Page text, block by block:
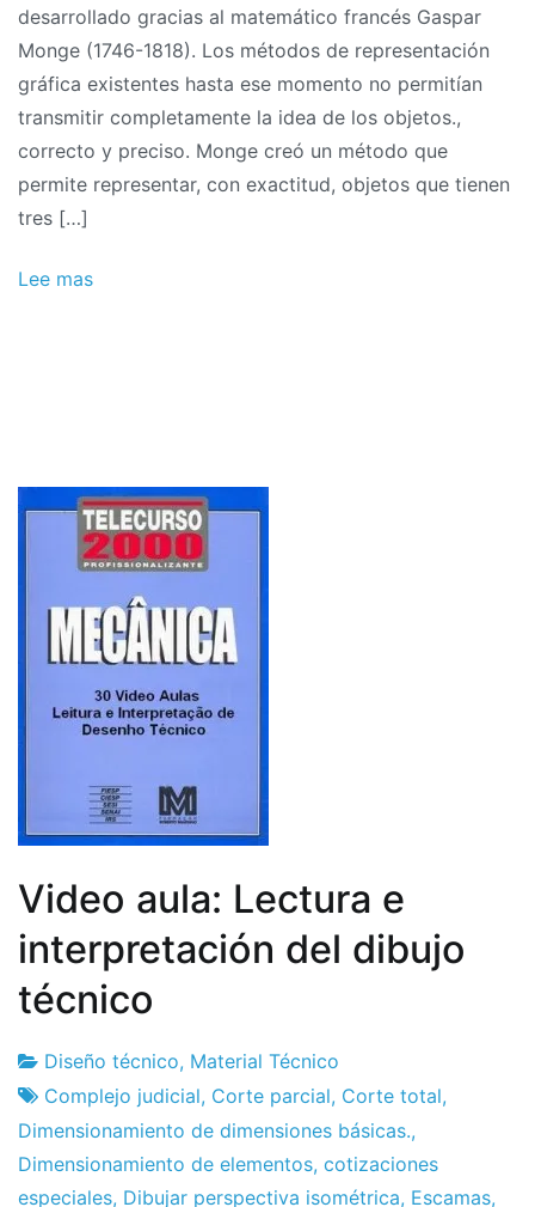
Folleto
completo
desarrollado gracias al matemático francés Gaspar
Monge (1746-1818). Los métodos de representación
gráfica existentes hasta ese momento no permitían
transmitir completamente la idea de los objetos.,
correcto y preciso. Monge creó un método que
permite representar, con exactitud, objetos que tienen
tres […]
Lee mas
Video aula: Lectura e
interpretación del dibujo
técnico
Fábrica
de
proyectos
23
de
agosto
de
Diseño técnico, Material Técnico
Complejo judicial, Corte parcial, Corte total,
Dimensionamiento de dimensiones básicas.,
Dimensionamiento de elementos, cotizaciones
especiales, Dibujar perspectiva isométrica, Escamas,